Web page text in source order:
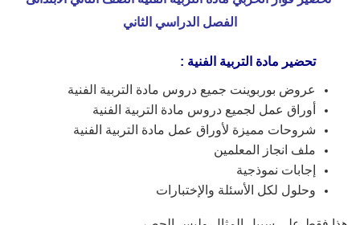
الفصل الدراسي الثاني
تحضير مادة التربية الفنية :
عروض بوربوينت جميع دروس مادة التربية الفنية
أوراق عمل لجميع دروس مادة التربية الفنية
شروحات مميزة لأوراق عمل مادة التربية الفنية
ملف انجاز المعلمين
إجابات نموذجية
وحلول لكل الأسئلة والإختبارات